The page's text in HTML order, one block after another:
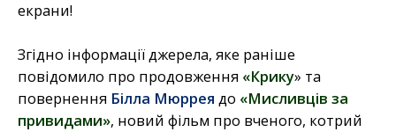
екрани!
Згідно інформації джерела, яке раніше
повідомило про продовження «Крику» та
повернення Білла Мюррея до «Мисливців за
привидами», новий фільм про вченого, котрий